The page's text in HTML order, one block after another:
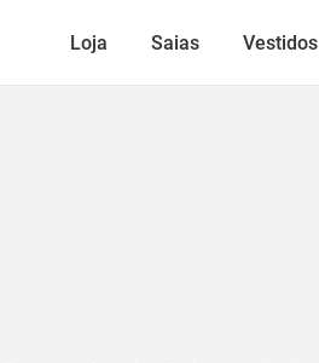
Loja Saias Vestidos